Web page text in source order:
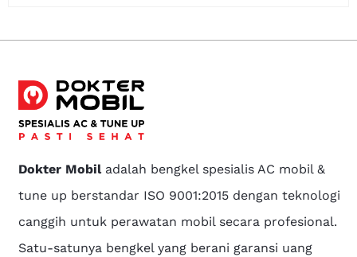
Dokter Mobiladalah bengkel spesialis AC mobil &
tune up berstandar ISO 9001:2015 dengan teknologi
canggih untuk perawatan mobil secara profesional.
Satu-satunya bengkel yang berani garansi uang